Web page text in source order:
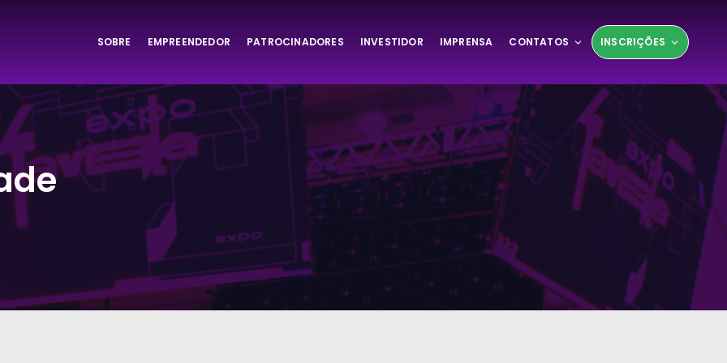
SOBRE EMPREENDEDOR PATROCINADORES INVESTIDOR IMPRENSA CONTATOS INSCRIÇÕES